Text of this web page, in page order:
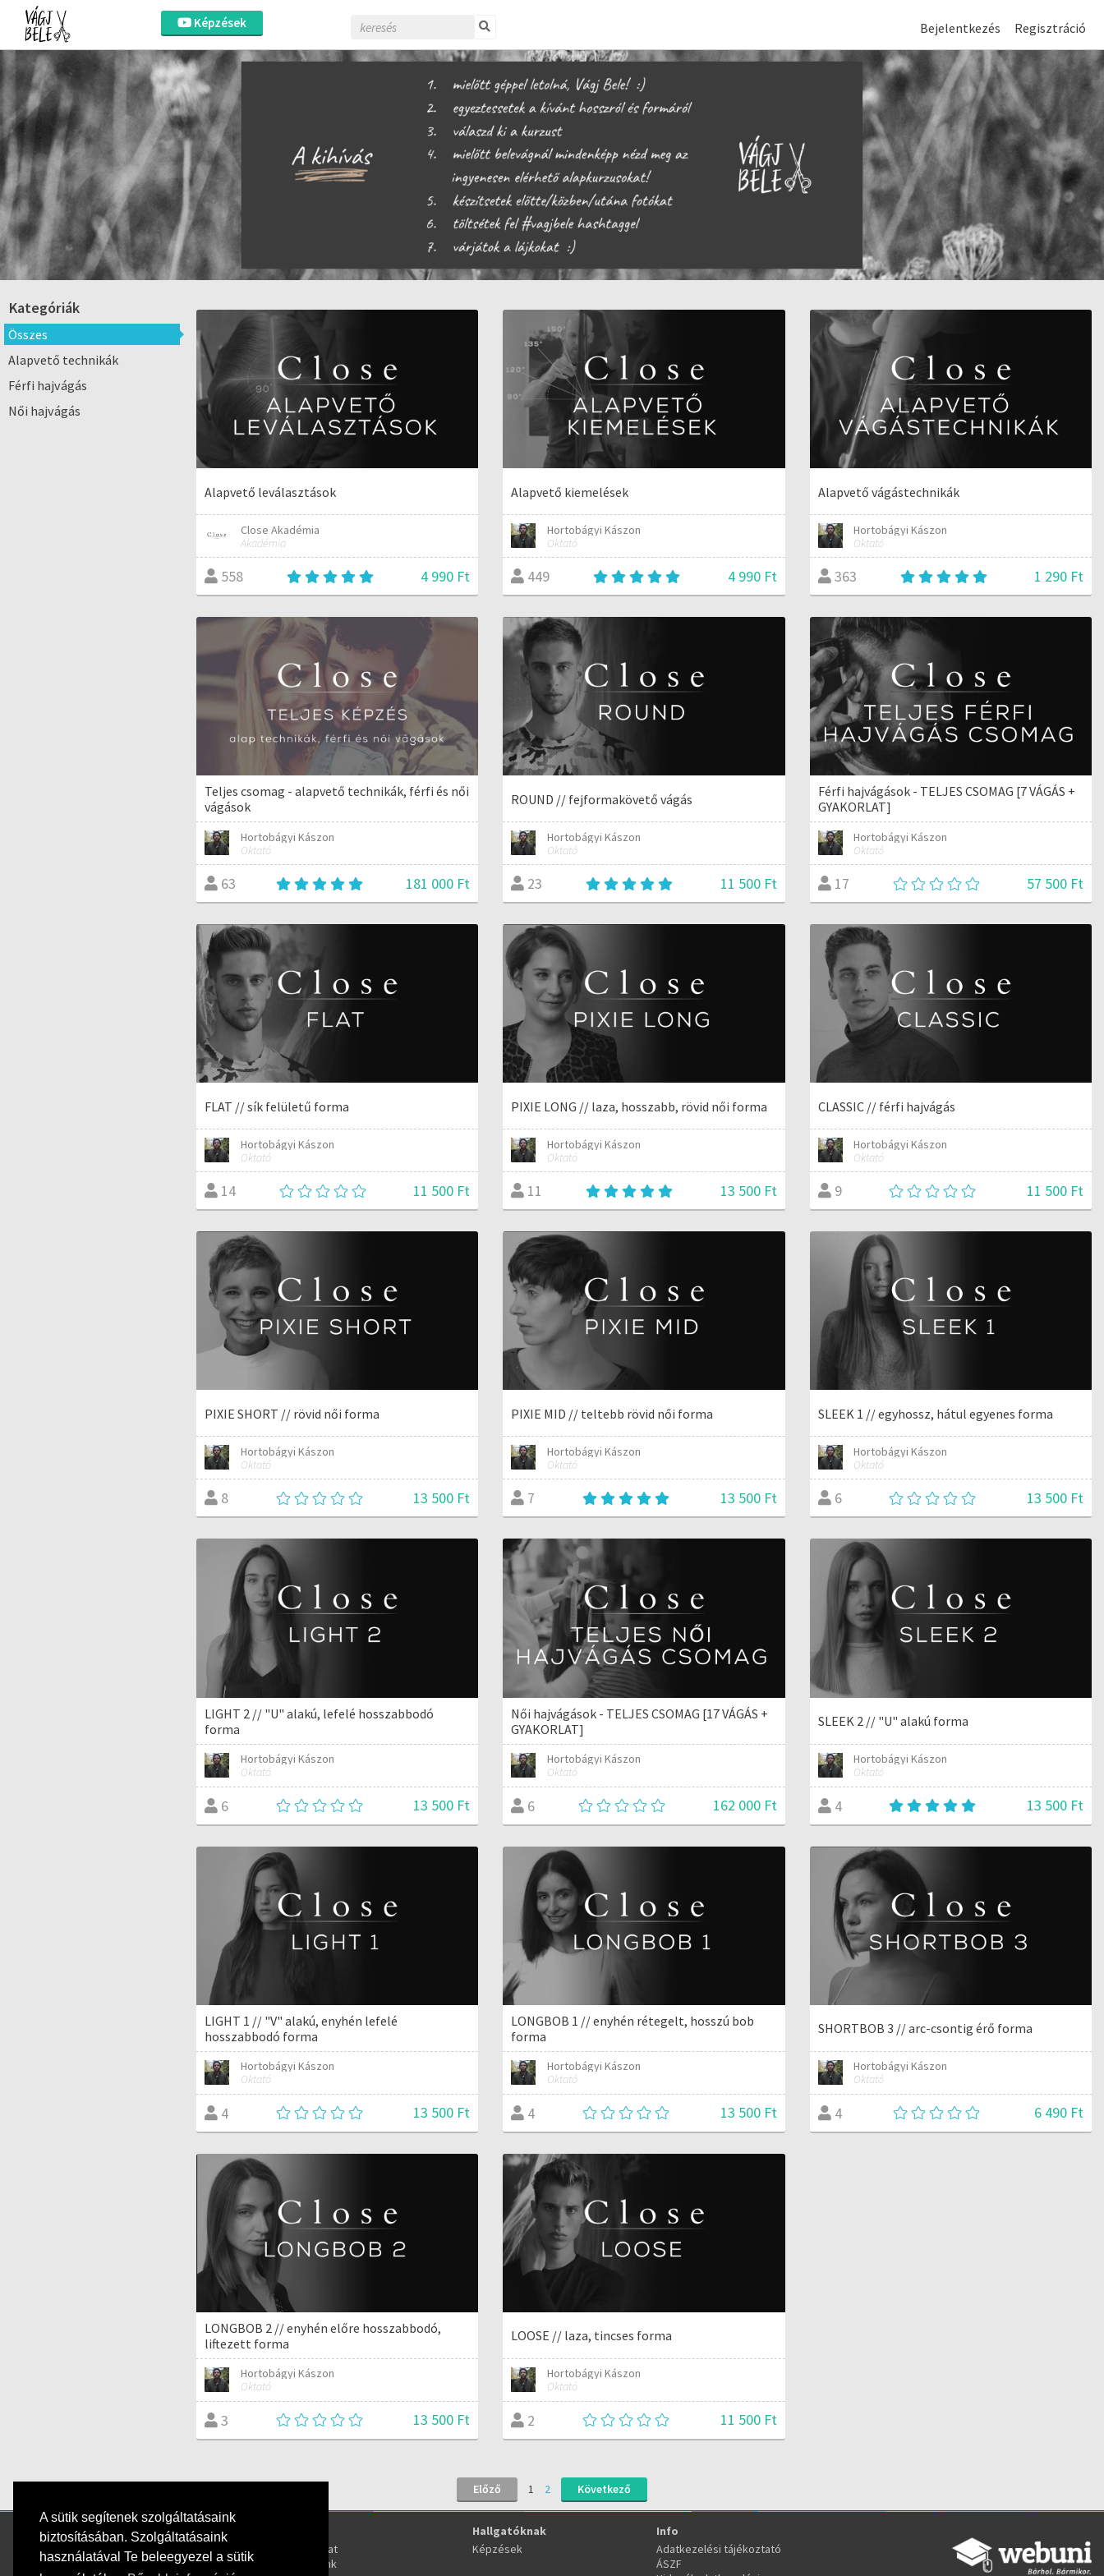
A sütik segítenek szolgáltatásaink
biztosításában. Szolgáltatásaink
használatával Te beleegyezel a sütik
Képzések Bejelentkezés Regisztráció
Kategóriák
Összes
Alapvető technikák
Férfi hajvágás
Női hajvágás
Alapvető leválasztások
Close Akadémia
Akadémia
558 4 990 Ft
Alapvető kiemelések
Hortobágyi Kászon
Oktató
449 4 990 Ft
Alapvető vágástechnikák
Hortobágyi Kászon
Oktató
363 1 290 Ft
Teljes csomag - alapvető technikák, férfi és női
vágások
Hortobágyi Kászon
Oktató
63 181 000 Ft
ROUND // fejformakövető vágás
Hortobágyi Kászon
Oktató
23 11 500 Ft
Férfi hajvágások - TELJES CSOMAG [7 VÁGÁS +
GYAKORLAT]
Hortobágyi Kászon
Oktató
17 57 500 Ft
FLAT // sík felületű forma
Hortobágyi Kászon
Oktató
14 11 500 Ft
PIXIE LONG // laza, hosszabb, rövid női forma
Hortobágyi Kászon
Oktató
11 13 500 Ft
CLASSIC // férfi hajvágás
Hortobágyi Kászon
Oktató
9 11 500 Ft
PIXIE SHORT // rövid női forma
Hortobágyi Kászon
Oktató
8 13 500 Ft
PIXIE MID // teltebb rövid női forma
Hortobágyi Kászon
Oktató
7 13 500 Ft
SLEEK 1 // egyhossz, hátul egyenes forma
Hortobágyi Kászon
Oktató
6 13 500 Ft
LIGHT 2 // "U" alakú, lefelé hosszabbodó
forma
Hortobágyi Kászon
Oktató
6 13 500 Ft
Női hajvágások - TELJES CSOMAG [17 VÁGÁS +
GYAKORLAT]
Hortobágyi Kászon
Oktató
6 162 000 Ft
SLEEK 2 // "U" alakú forma
Hortobágyi Kászon
Oktató
4 13 500 Ft
LIGHT 1 // "V" alakú, enyhén lefelé
hosszabbodó forma
Hortobágyi Kászon
Oktató
4 13 500 Ft
LONGBOB 1 // enyhén rétegelt, hosszú bob
forma
Hortobágyi Kászon
Oktató
4 13 500 Ft
SHORTBOB 3 // arc-csontig érő forma
Hortobágyi Kászon
Oktató
4 6 490 Ft
LONGBOB 2 // enyhén előre hosszabbodó,
liftezett forma
Hortobágyi Kászon
Oktató
3 13 500 Ft
LOOSE // laza, tincses forma
Hortobágyi Kászon
Oktató
2 11 500 Ft
Előző 1 2 Következő
Kövess bennünket!
Kapcsolat
Oktatóink
Hallgatóknak
Képzések
Info
Adatkezelési tájékoztató
ÁSZF